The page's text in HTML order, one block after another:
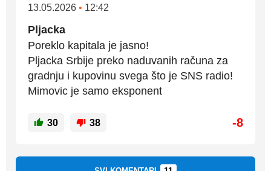
13.05.2026 • 12:42
Pljacka
Poreklo kapitala je jasno!
Pljacka Srbije preko naduvanih računa za
gradnju i kupovinu svega što je SNS radio!
Mimovic je samo eksponent
30 38 -8